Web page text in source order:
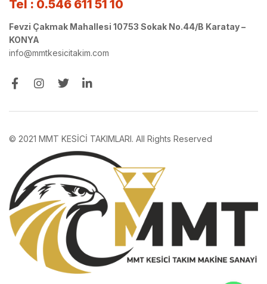
Tel : 0.546 611 51 10
Fevzi Çakmak Mahallesi 10753 Sokak No.44/B Karatay –
KONYA
info@mmtkesicitakim.com
© 2021 MMT KESİCİ TAKIMLARI. All Rights Reserved